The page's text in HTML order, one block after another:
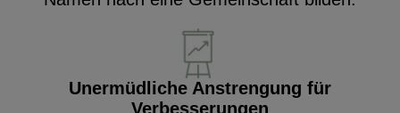
Unermüdliche Anstrengung für
Verbesserungen